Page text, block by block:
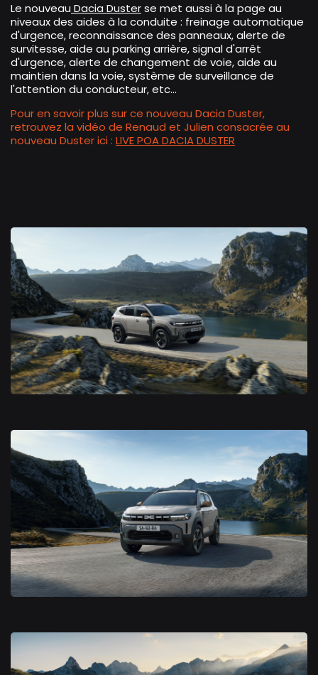
Le nouveau Dacia Dusterse met aussi à la page au
niveaux des aides à la conduite : freinage automatique
d'urgence, reconnaissance des panneaux, alerte de
survitesse, aide au parking arrière, signal d'arrêt
d'urgence, alerte de changement de voie, aide au
maintien dans la voie, système de surveillance de
l'attention du conducteur, etc...
Pour en savoir plus sur ce nouveau Dacia Duster,
retrouvez la vidéo de Renaud et Julien consacrée au
nouveau Duster ici : LIVE POA DACIA DUSTER